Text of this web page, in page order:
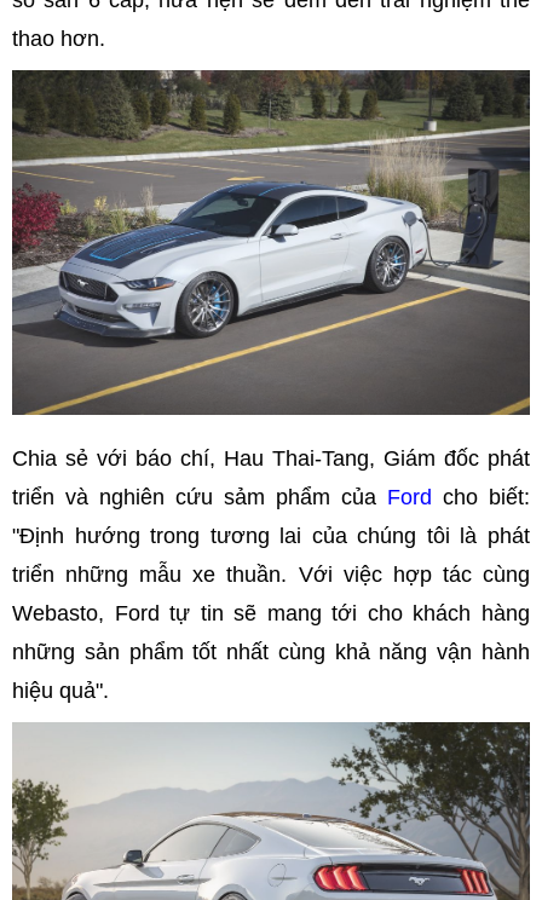
thao hơn.
Chia sẻ với báo chí, Hau Thai-Tang, Giám đốc phát
triển và nghiên cứu sảm phẩm của Ford cho biết:
"Định hướng trong tương lai của chúng tôi là phát
triển những mẫu xe thuần. Với việc hợp tác cùng
Webasto, Ford tự tin sẽ mang tới cho khách hàng
những sản phẩm tốt nhất cùng khả năng vận hành
hiệu quả".